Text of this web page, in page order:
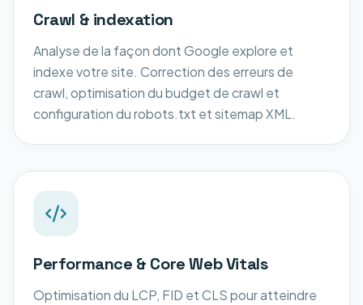
Crawl & indexation
Analyse de la façon dont Google explore et
indexe votre site. Correction des erreurs de
crawl, optimisation du budget de crawl et
configuration du robots.txt et sitemap XML.
Performance & Core Web Vitals
Optimisation du LCP, FID et CLS pour atteindre